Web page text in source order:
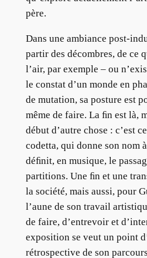
père.
Dans une ambiance post-
partir des décombres, de ce
l’air, par exemple – ou
le constat d’un monde en
de mutation, sa posture est
même de faire. La ﬁn est là,
début d’autre chose : c’est
codetta, qui donne son nom
déﬁnit, en musique, le
partitions. Une ﬁn et une
la société, mais aussi, pour
l’aune de son travail
de faire, d’entrevoir et
exposition se veut un point
rétrospective de son